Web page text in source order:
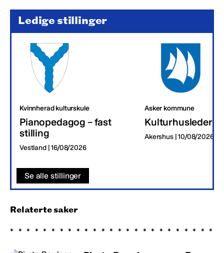
Ledige stillinger
Kvinnherad kulturskule
Pianopedagog – fast
stilling
Vestland | 16/08/2026
Asker kommune
Kulturhusleder
Akershus | 10/08/2026
Se alle stillinger
Relaterte saker